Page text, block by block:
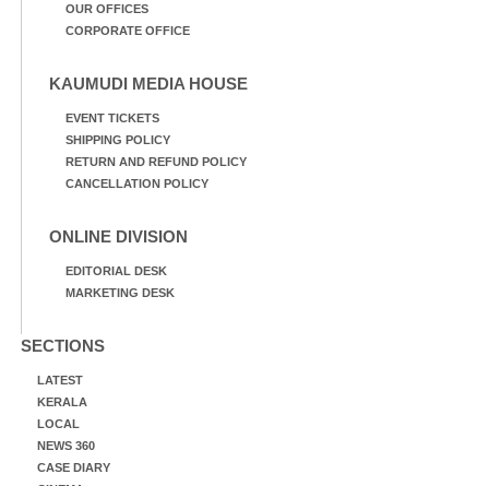
OUR OFFICES
CORPORATE OFFICE
KAUMUDI MEDIA HOUSE
EVENT TICKETS
SHIPPING POLICY
RETURN AND REFUND POLICY
CANCELLATION POLICY
ONLINE DIVISION
EDITORIAL DESK
MARKETING DESK
SECTIONS
LATEST
KERALA
LOCAL
NEWS 360
CASE DIARY